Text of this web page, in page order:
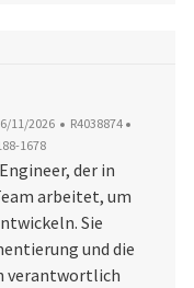
der Veröffentlichung
11/2026 Job-ID
R4038874
1678
der in
arbeitet, um
Sie
und die
verantwortlich